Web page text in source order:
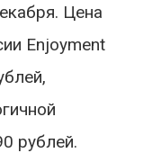
Цена
Enjoyment
рублей.